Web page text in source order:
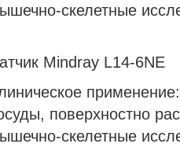
скелетные
Mindray L14-6NE
поверхностно
скелетные